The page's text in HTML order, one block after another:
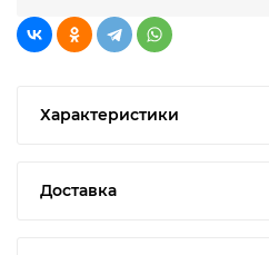
Характеристики
Доставка